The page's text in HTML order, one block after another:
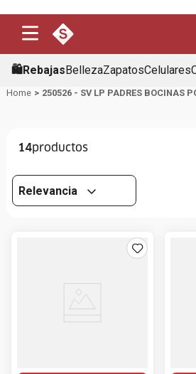
🛍️RebajasBellezaZapatosCelulares
250526 - SV LP PADRES BOCINAS
14
Relevancia